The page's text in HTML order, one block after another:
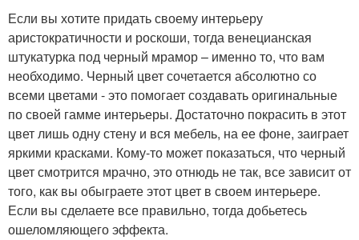
Если вы хотите придать своему интерьеру
аристократичности и роскоши, тогда венецианская
штукатурка под черный мрамор – именно то, что вам
необходимо. Черный цвет сочетается абсолютно со
всеми цветами - это помогает создавать оригинальные
по своей гамме интерьеры. Достаточно покрасить в этот
цвет лишь одну стену и вся мебель, на ее фоне, заиграет
яркими красками. Кому-то может показаться, что черный
цвет смотрится мрачно, это отнюдь не так, все зависит от
того, как вы обыграете этот цвет в своем интерьере.
Если вы сделаете все правильно, тогда добьетесь
ошеломляющего эффекта.